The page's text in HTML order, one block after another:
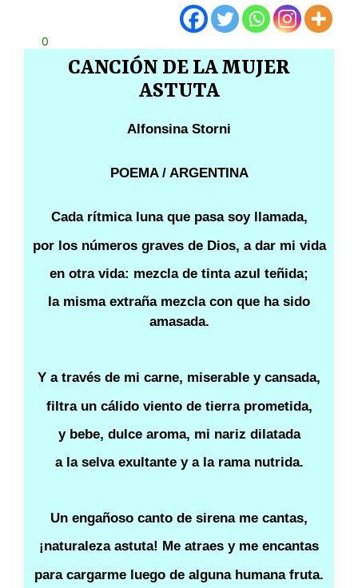
0
CANCIÓN DE LA MUJER
ASTUTA
Alfonsina Storni
POEMA / ARGENTINA
Cada rítmica luna que pasa soy llamada,
por los números graves de Dios, a dar mi vida
en otra vida: mezcla de tinta azul teñida;
la misma extraña mezcla con que ha sido
amasada.
Y a través de mi carne, miserable y cansada,
filtra un cálido viento de tierra prometida,
y bebe, dulce aroma, mi nariz dilatada
a la selva exultante y a la rama nutrida.
Un engañoso canto de sirena me cantas,
¡naturaleza astuta! Me atraes y me encantas
para cargarme luego de alguna humana fruta.